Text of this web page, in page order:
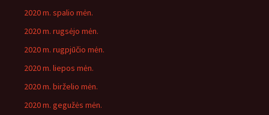
2020 m. spalio mėn.
2020 m. rugsėjo mėn.
2020 m. rugpjūčio mėn.
2020 m. liepos mėn.
2020 m. birželio mėn.
2020 m. gegužės mėn.